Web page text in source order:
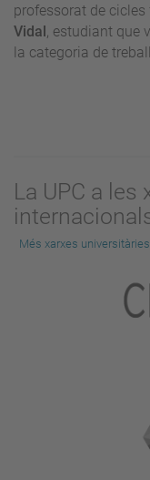
professorat de
Vidal, estudiant que
la categoria de
La UPC a les
Més xarxes universitàries